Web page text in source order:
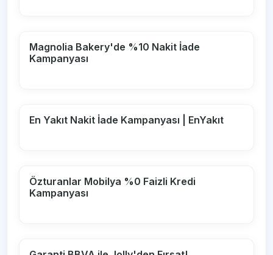
Magnolia Bakery'de %10 Nakit İade
Kampanyası
En Yakıt Nakit İade Kampanyası | EnYakıt
Özturanlar Mobilya %0 Faizli Kredi
Kampanyası